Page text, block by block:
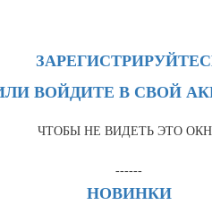
ВОЙДИТЕ В СВОЙ
ЧТОБЫ НЕ ВИДЕТЬ ЭТО
------
НОВИНКИ